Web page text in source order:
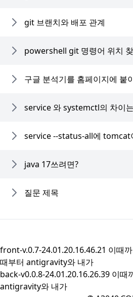
git 브랜치와 배포 관계
powershell git 명령어 위치
구글 분석기를 홈페이지에 붙
service 와 systemctl의 차이
service --status-all에 tomcat
java 17쓰려면?
질문 제목
front-v.0.7-24.01.20.16.46.21 이때
때부터 antigravity와 내가
back-v0.0.8-24.01.20.16.26.39 이
antigravity와 내가